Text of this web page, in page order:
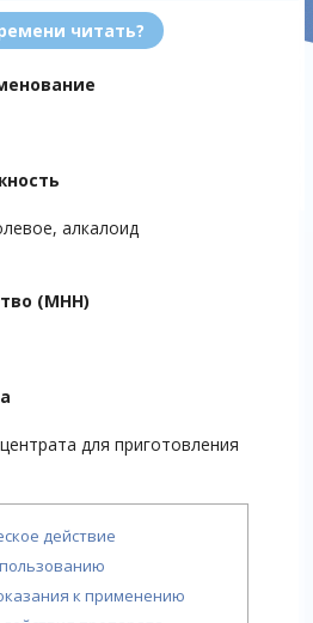
читать?
алкалоид
(МНН)
для приготовления
действие
к применению